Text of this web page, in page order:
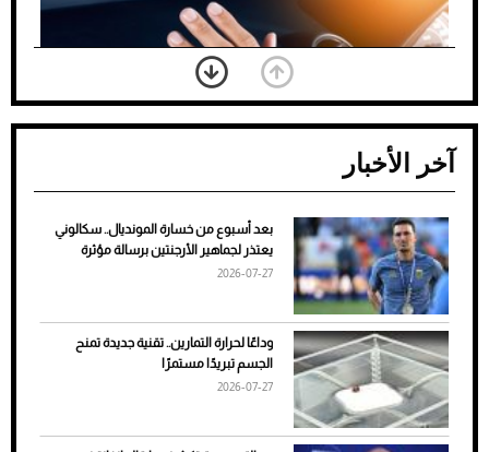
ضعف تبريد مكيف السيارة عند الوقوف.. أشهر
الأسباب والحلول
آخر الأخبار
بعد أسبوع من خسارة المونديال.. سكالوني
يعتذر لجماهير الأرجنتين برسالة مؤثرة
2026-07-27
وداعًا لحرارة التمارين.. تقنية جديدة تمنح
الجسم تبريدًا مستمرًا
2026-07-27